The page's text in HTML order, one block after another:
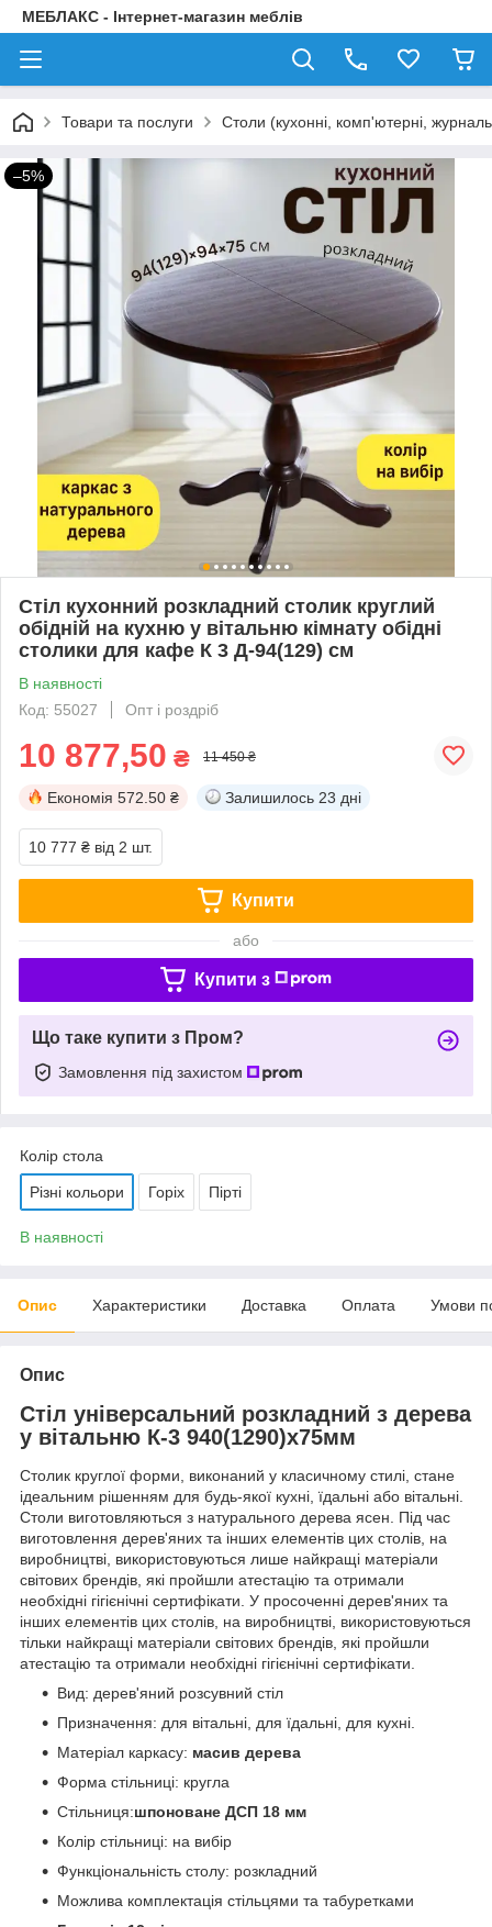
МЕБЛАКС - Інтернет-магазин меблів
Товари та послуги Столи (кухонні, комп'ютерні,
–5%
Стіл кухонний розкладний столик круглий
обідній на кухню у вітальню кімнату обідні
столики для кафе К 3 Д-94(129) см
В наявності
Код: 55027
Опт і роздріб
10 877,50 ₴ 11 450 ₴
Економія 572.50 ₴ Залишилось 23 дні
10 777 ₴ від 2 шт.
Купити
або
Купити з
Що таке купити з Пром?
Замовлення під захистом
Колір стола
Різні кольори Горіх Пірті
В наявності
Опис Характеристики Доставка Оплата Умови
Опис
Стіл універсальний розкладний з дерева
у вітальню К-3 940(1290)х75мм
Столик круглої форми, виконаний у класичному стилі, стане
ідеальним рішенням для будь-якої кухні, їдальні або вітальні.
Столи виготовляються з натурального дерева ясен. Під час
виготовлення дерев'яних та інших елементів цих столів, на
виробництві, використовуються лише найкращі матеріали
світових брендів, які пройшли атестацію та отримали
необхідні гігієнічні сертифікати. У просоченні дерев'яних та
інших елементів цих столів, на виробництві, використовуються
тільки найкращі матеріали світових брендів, які пройшли
атестацію та отримали необхідні гігієнічні сертифікати.
Вид: дерев'яний розсувний стіл
Призначення: для вітальні, для їдальні, для кухні.
Матеріал каркасу: масив дерева
Форма стільниці: кругла
Стільниця:шпоноване ДСП 18 мм
Колір стільниці: на вибір
Функціональність столу: розкладний
Можлива комплектація стільцями та табуретками